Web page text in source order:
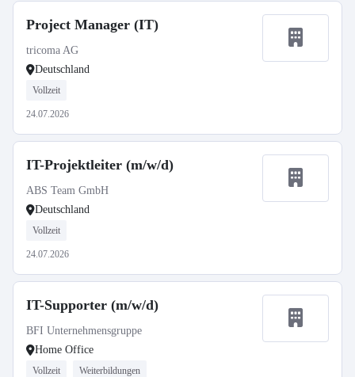
Project Manager (IT)
tricoma AG
Deutschland
Vollzeit
24.07.2026
IT-Projektleiter (m/w/d)
ABS Team GmbH
Deutschland
Vollzeit
24.07.2026
IT-Supporter (m/w/d)
BFI Unternehmensgruppe
Home Office
Vollzeit Weiterbildungen